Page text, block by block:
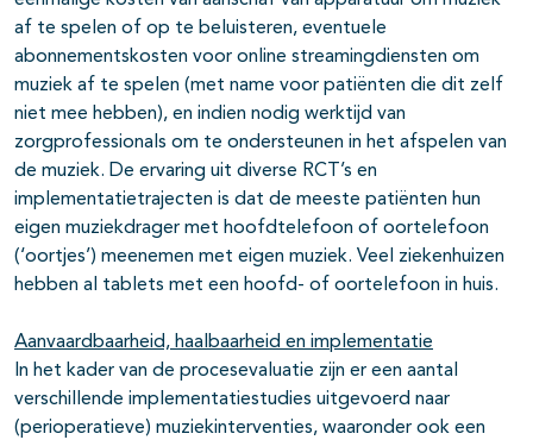
af te spelen of op te beluisteren, eventuele
abonnementskosten voor online streamingdiensten om
muziek af te spelen (met name voor patiënten die dit zelf
niet mee hebben), en indien nodig werktijd van
zorgprofessionals om te ondersteunen in het afspelen van
de muziek. De ervaring uit diverse RCT’s en
implementatietrajecten is dat de meeste patiënten hun
eigen muziekdrager met hoofdtelefoon of oortelefoon
(‘oortjes’) meenemen met eigen muziek. Veel ziekenhuizen
hebben al tablets met een hoofd- of oortelefoon in huis.
Aanvaardbaarheid, haalbaarheid en implementatie
In het kader van de procesevaluatie zijn er een aantal
verschillende implementatiestudies uitgevoerd naar
(perioperatieve) muziekinterventies, waaronder ook een